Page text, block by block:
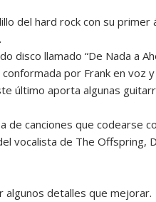
del hard rock con su
disco llamado “De Nada a
por Frank en voz
último aporta algunas
de canciones que codearse
vocalista de The Offspring,
algunos detalles que mejorar.